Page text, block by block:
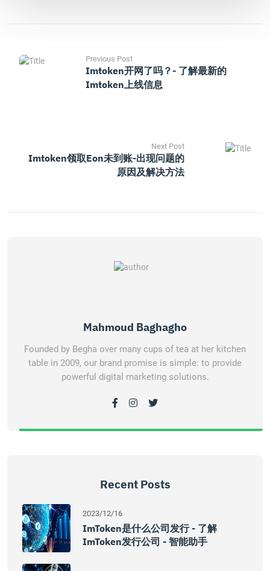
Previous Post
Imtoken开网了吗？- 了解最新的
Imtoken上线信息
Next Post
Imtoken领取eon未到账-出现问题的
原因及解决方法
Mahmoud Baghagho
Founded by Begha over many cups of tea at her kitchen
table in 2009, our brand promise is simple: to provide
powerful digital marketing solutions.
Recent Posts
2023/12/16
ImToken是什么公司发行 - 了解
ImToken发行公司 - 智能助手